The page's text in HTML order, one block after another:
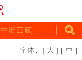
往期回顾
字体： [ 大 ] [ 中 ]